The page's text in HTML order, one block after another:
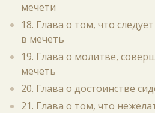
мечети
18. Глава о том, что
в мечеть
19. Глава о молитве,
мечеть
20. Глава о достоинстве
21. Глава о том, что